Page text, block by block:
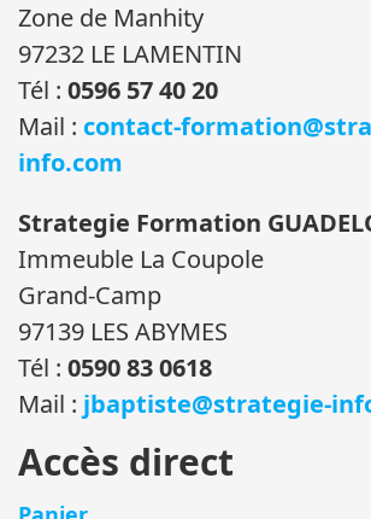
Zone de Manhity
97232 LE LAMENTIN
Tél : 0596 57 40 20
Mail : contact-
info.com
Strategie Formation
Immeuble La Coupole
Grand-Camp
97139 LES ABYMES
Tél : 0590 83 0618
Mail : jbaptiste@strategie-
Accès direct